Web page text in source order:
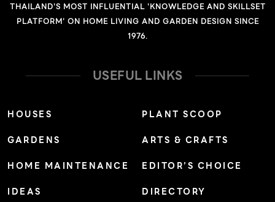
มัน ขั้วด้านหนึ่งบุ๋มลง อัตราการเจริญเติบโต: เร็ว ดิน: ดิน
ทั่วไป น้ำ: ปานกลาง แสงแดด: ตลอดวัน ขยายพันธุ์: เพาะ
THAILAND'S MOST INFLUENTIAL 'KNOWLEDGE AND SKILLSET
PLATFORM' ON HOME LIVING AND GARDEN DESIGN SINCE
1976.
USEFUL LINKS
HOUSES
GARDENS
HOME MAINTENANCE
IDEAS
PLANT SCOOP
ARTS & CRAFTS
EDITOR’S CHOICE
DIRECTORY